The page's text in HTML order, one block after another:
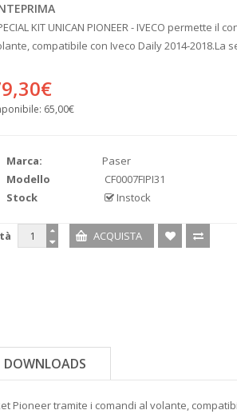
KIT UNICAN PIONEER - IVECO
compatibile con Iveco Daily 2014-
65,00€
Marca:
Paser
Modello
CF0007FIPI31
Stock
Instock
DOWNLOADS
Pioneer tramite i comandi al volante,